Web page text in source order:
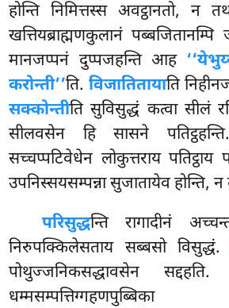
होन्ति निमित्तस्स अवट्ठानतो, न
खत्तियब्राह्मणकुलानं पब्बजितानम्पि
मानजप्पनं दुप्पजहन्ति आह
करोन्ती’’ति. विजातितायाति
सक्कोन्तीति सुविसुद्धं कत्वा सीलं
सीलवसेन हि सासने
सच्चप्पटिवेधेन लोकुत्तराय पतिट्ठाय
उपनिस्सयसम्पन्ना सुजातायेव होन्ति,
परिसुद्धन्ति रागादीनं
निरुपक्किलेसताय सब्बसो
पोथुज्जनिकसद्धावसेन सद्दहति.